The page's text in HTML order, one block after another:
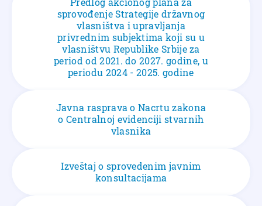
sprovođenje Strategije državnog
vlasništva i upravljanja
privrednim subjektima koji su u
vlasništvu Republike Srbije za
period od 2021. do 2027. godine, u
periodu 2024 - 2025. godine
Javna rasprava o Nacrtu zakona
o Centralnoj evidenciji stvarnih
vlasnika
Izveštaj o sprovedenim javnim
konsultacijama